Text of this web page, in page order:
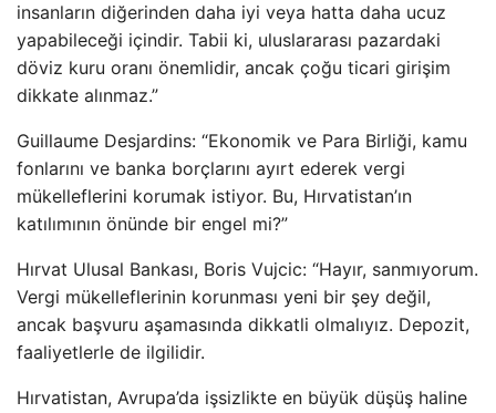
insanların diğerinden daha iyi veya hatta daha ucuz
yapabileceği içindir. Tabii ki, uluslararası pazardaki
döviz kuru oranı önemlidir, ancak çoğu ticari girişim
dikkate alınmaz.”
Guillaume Desjardins: “Ekonomik ve Para Birliği, kamu
fonlarını ve banka borçlarını ayırt ederek vergi
mükelleflerini korumak istiyor. Bu, Hırvatistan’ın
katılımının önünde bir engel mi?”
Hırvat Ulusal Bankası, Boris Vujcic: “Hayır, sanmıyorum.
Vergi mükelleflerinin korunması yeni bir şey değil,
ancak başvuru aşamasında dikkatli olmalıyız. Depozit,
faaliyetlerle de ilgilidir.
Hırvatistan, Avrupa’da işsizlikte en büyük düşüş haline